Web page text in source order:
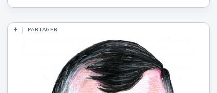
PARTAGER